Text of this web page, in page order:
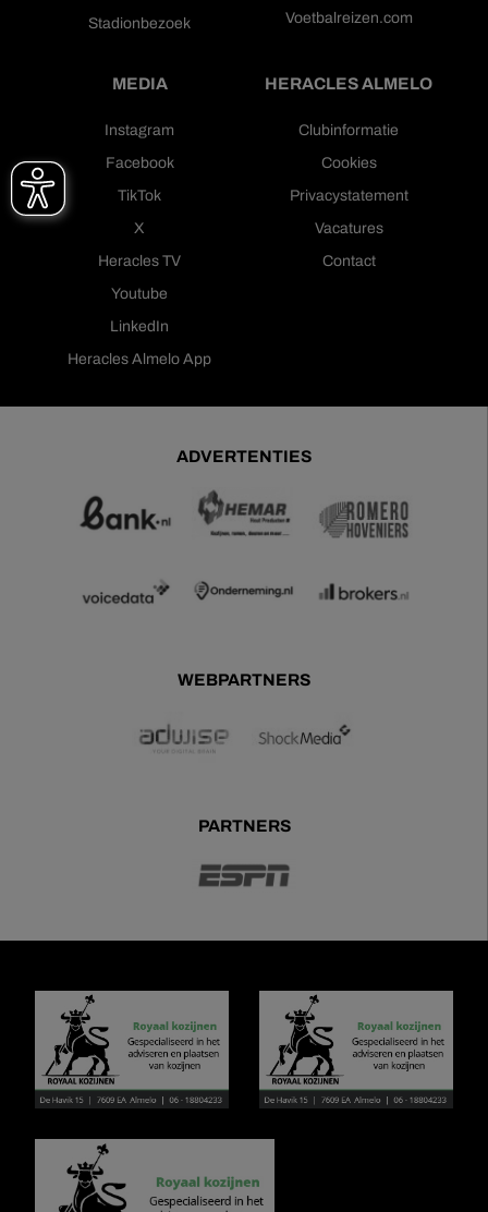
Stadionbezoek
Voetbalreizen.com
MEDIA
Instagram
Facebook
TikTok
X
Heracles TV
Youtube
LinkedIn
Heracles Almelo App
HERACLES ALMELO
Clubinformatie
Cookies
Privacystatement
Vacatures
Contact
ADVERTENTIES
WEBPARTNERS
PARTNERS